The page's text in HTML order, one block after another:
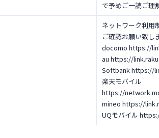
で予めご一読ご理
ネットワーク利用
ご確認お願い致し
docomo https://
au https://
Softbank https://
楽天モバイル
https://
mineo https://
UQモバイル